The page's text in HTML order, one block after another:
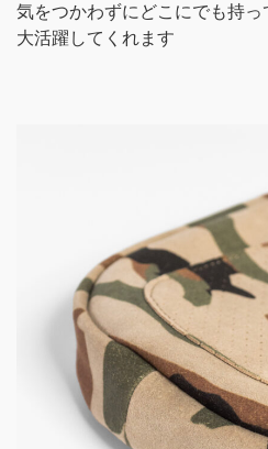
気をつかわずにどこにでも持
大活躍してくれます